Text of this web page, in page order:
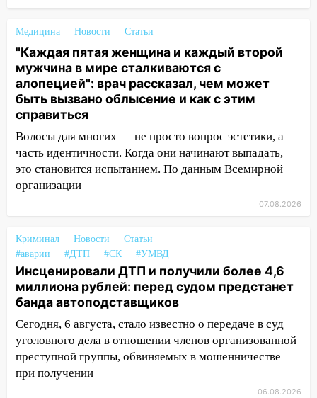
18:02
В Ульяновск едут звезды
баскетбола!
17:08 Ульяновский областной суд
оставил в силе приговор руководству
«УльяновскФармации» за махинации на
3,2 млн рублей
16:09 Ветераны легкой атлетики из
Ульяновска успешно выступили на
Чемпионате России
В Ульяновской области убрали
зернобобовых культур
15:51
Бросила кирпич в жену брата: в
Ульяновской области завели дело на
агрессивную женщину
15:47
На улице Радищева сбили
курьера: крупная авария в Ульяновске
15:15 Проводил до квартиры и ограбил:
новый кавалер женщины оказался
Медицина Новости Статьи
"Каждая пятая женщина и каждый второй
мужчина в мире сталкиваются с
алопецией": врач рассказал, чем может
быть вызвано облысение и как с этим
справиться
Волосы для многих — не просто вопрос эстетики, а
часть идентичности. Когда они начинают выпадать,
это становится испытанием. По данным Всемирной
организации
07.08.2026
Криминал Новости
Статьи
#аварии
#ДТП #СК #УМВД
Инсценировали ДТП и получили более 4,6
миллиона рублей: перед судом предстанет
банда автоподставщиков
Сегодня, 6 августа, стало известно о передаче в суд
уголовного дела в отношении членов организованной
преступной группы, обвиняемых в мошенничестве
при получении
06.08.2026